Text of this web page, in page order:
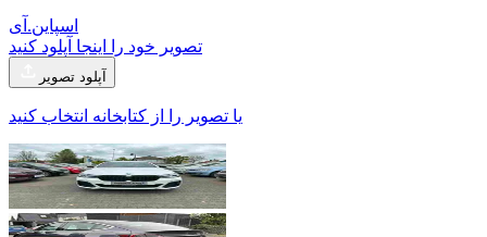
اسپاین.آی
تصویر خود را اینجا آپلود کنید
آپلود تصویر
یا تصویر را از کتابخانه انتخاب کنید